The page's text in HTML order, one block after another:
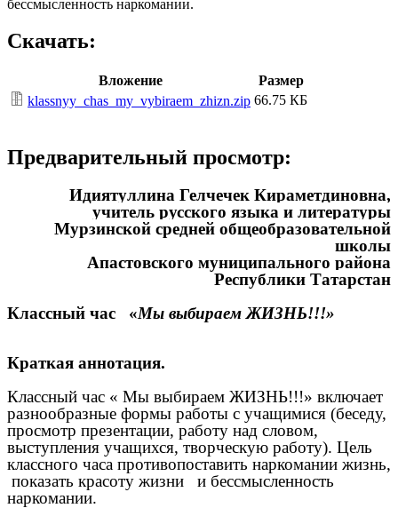
бессмысленность наркомании.
Скачать:
Вложение
Размер
klassnyy_chas_my_vybiraem_zhizn.zip 66.75 КБ
Предварительный просмотр:
Идиятуллина Гелчечек Кираметдиновна,
учитель русского языка и литературы
Мурзинской средней общеобразовательной
школы
Апастовского муниципального района
Республики Татарстан
Классный час «Мы выбираем ЖИЗНЬ!!!»
Краткая аннотация.
Классный час « Мы выбираем ЖИЗНЬ!!!» включает
разнообразные формы работы с учащимися (беседу,
просмотр презентации, работу над словом,
выступления учащихся, творческую работу). Цель
классного часа противопоставить наркомании жизнь,
показать красоту жизни и бессмысленность
наркомании.